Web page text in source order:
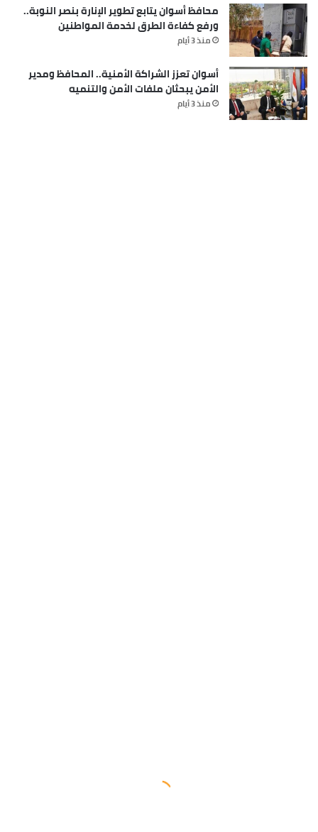
محافظ أسوان يتابع تطوير الإنارة بنصر النوبة..
ورفع كفاءة الطرق لخدمة المواطنين
منذ 3 أيام
أسوان تعزز الشراكة الأمنية.. المحافظ ومدير
الأمن يبحثان ملفات الأمن والتنميه
منذ 3 أيام